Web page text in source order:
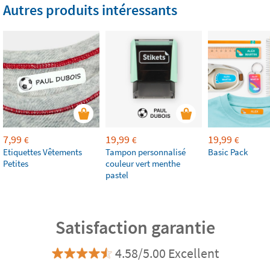
Autres produits intéressants
7,99 €
Etiquettes Vêtements
Petites
19,99 €
Tampon personnalisé
couleur vert menthe
pastel
19,99 €
Basic Pack
Satisfaction garantie
4.58/5.00 Excellent